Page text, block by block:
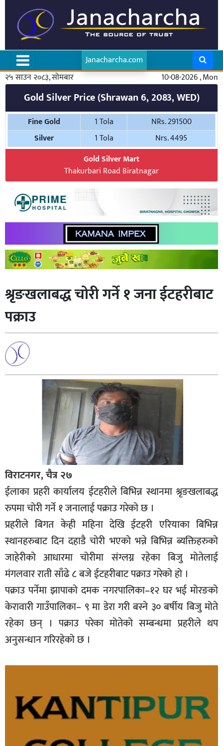
Janacharcha.com
२५ साउन २०८३, सोमबार
10-08-2026 , Mon
Gold Silver Price (Shrawan 6, 2083, WED)
Fine Gold 1 Tola
NRs. 291500
Silver
1 Tola
Nrs. 4495
Gold Silver Mart
Thakurbari Road Biratnagar
श्रृङखलाबद्ध चोरी गर्ने १ जना ईटहरीबाट
पक्राउ
विराटनगर, चैत्र २७
ईलाका प्रहरी कार्यालय ईटहरीले बिभिन्न स्थानमा श्रृङखलाबद्ध
रुपमा चोरी गर्ने १ जनालाई पक्राउ गरेको छ ।
प्रहरीले बिगत केही महिना देखि ईटहरी एरियाका बिभिन्न
स्थानहरुबाट दिन दहाडै चोरी भएको भन्ने बिभिन्न ब्यक्तिहरुको
जाहेरीको आधारमा चोरीमा संग्लग्न रहेका बिजु मोतेलाई
मंगलवार राती साँढे ८ बजे ईटहरीबाट पक्राउ गरेको हो ।
पक्राउ पर्नेमा झापाको दमक नगरपालिका–१२ घर भई मोरङको
केरावारी गाउँपालिका– ९ मा डेरा गरी बस्ने ३० बर्षीय बिजु मोते
रहेका छन् । पक्राउ परेका मोतेको सम्बन्धमा प्रहरीले थप
अनुसन्धान गरिरहेको छ ।